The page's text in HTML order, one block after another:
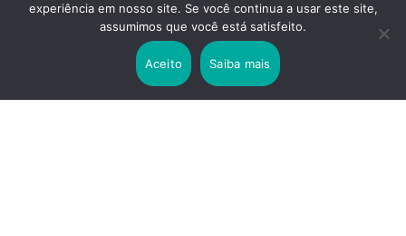
2 years ago
Lei Rouanet e Petrobras financiam evento em
que Lula pediu votos para Boulos
experiência em nosso site. Se você continua a usar este site,
assumimos que você está satisfeito.
Aceito Saiba mais